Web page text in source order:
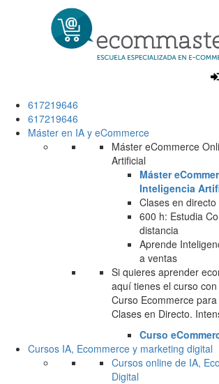
617219646
617219646
Máster en IA y eCommerce
Máster eCommerce
Artificial
Máster
Inteligencia
Clases en
600 h: Estudia
distancia
Aprende
a ventas
Si quieres aprender
aquí tienes el curso
Curso Ecommerce
Clases en Directo.
Curso
Cursos IA, Ecommerce y marketing digital
Cursos online de IA,
Digital